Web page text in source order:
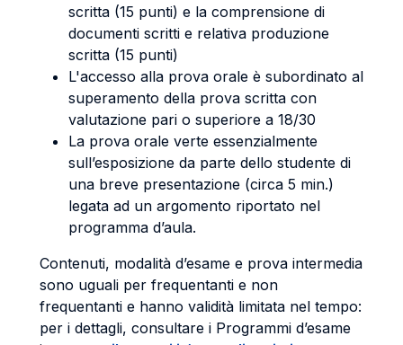
scritta (15 punti) e la comprensione di
documenti scritti e relativa produzione
scritta (15 punti)
L'accesso alla prova orale è subordinato al
superamento della prova scritta con
valutazione pari o superiore a 18/30
La prova orale verte essenzialmente
sull’esposizione da parte dello studente di
una breve presentazione (circa 5 min.)
legata ad un argomento riportato nel
programma d’aula.
Contenuti, modalità d’esame e prova intermedia
sono uguali per frequentanti e non
frequentanti e hanno validità limitata nel tempo:
per i dettagli, consultare i Programmi d’esame